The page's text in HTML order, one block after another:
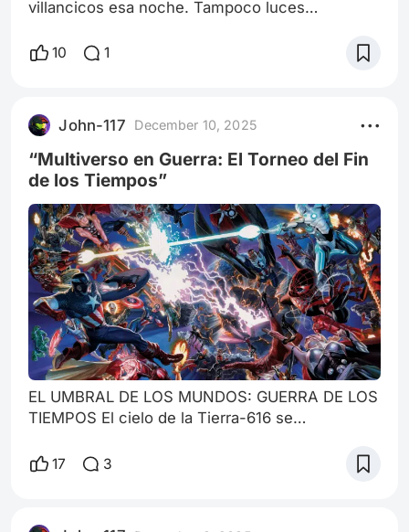
villancicos esa noche. Tampoco luces
hirviendo lentamente en la cocina, ni el
el zumbido persistente de un fluorescente
moribundo y el eco metálico de un pasillo que
no conducía a ninguna sala de estar, sino a una
habitaci
10 1
John-117 December 10, 2025
“Multiverso en Guerra: El Torneo del Fin
de los Tiempos”
EL UMBRAL DE LOS MUNDOS: GUERRA DE LOS
TIEMPOS El cielo de la Tierra-616 se
dentro. Tony Stark, monitoreando desde la Torre
rastro de vida. Bruce Banner, a su lado,
17 3